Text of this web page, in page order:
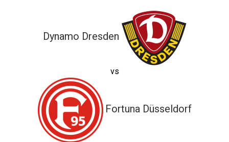
Dynamo Dresden
vs
Fortuna Düsseldorf